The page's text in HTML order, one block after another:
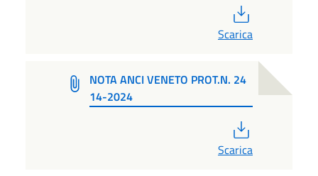
Scarica
NOTA ANCI VENETO PROT.N. 24
14-2024
Scarica